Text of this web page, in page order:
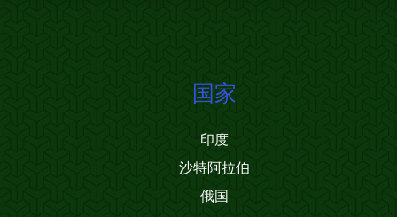
国家
印度
沙特阿拉伯
俄国